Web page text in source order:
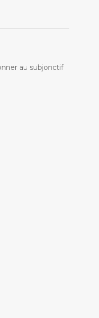
au subjonctif